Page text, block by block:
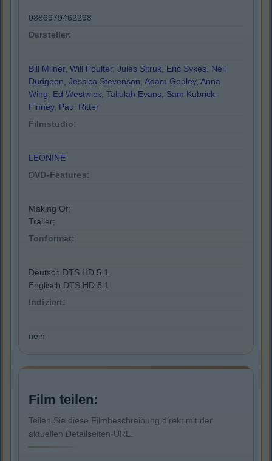
0886979462298
Darsteller:
Bill Milner, Will Poulter, Jules Sitruk, Eric Sykes, Neil
Dudgeon, Jessica Stevenson, Adam Godley, Anna
Wing, Ed Westwick, Tallulah Evans, Sam Kubrick-
Finney, Paul Ritter
Filmstudio:
LEONINE
DVD-Features:
Making Of;
Trailer;
Tonformat:
Deutsch DTS HD 5.1
Englisch DTS HD 5.1
Indiziert:
nein
Film teilen:
Teilen Sie diese Filmbeschreibung direkt mit der
aktuellen Detailseiten-URL.